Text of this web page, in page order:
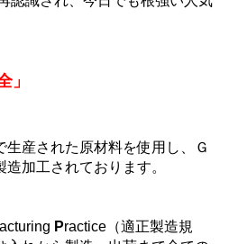
」
産された原材料を使用し、Ｇ
加工されております。
Practice（適正製造規